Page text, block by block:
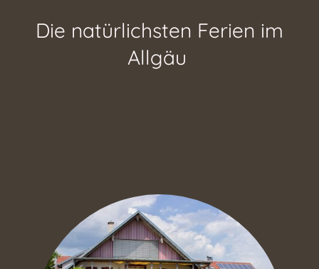
Die natürlichsten Ferien im
Allgäu